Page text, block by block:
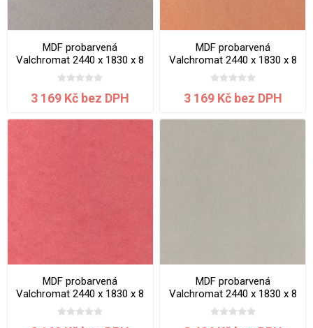
MDF probarvená
Valchromat 2440 x 1830 x 8
mm Light Grey
3 169 Kč bez DPH
MDF probarvená
Valchromat 2440 x 1830 x 8
mm Orange
3 169 Kč bez DPH
MDF probarvená
Valchromat 2440 x 1830 x 8
mm Red
MDF probarvená
Valchromat 2440 x 1830 x 8
mm White Grey